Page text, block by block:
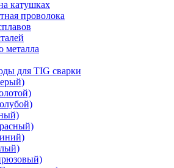
катушках
проволока
металла
для TIG сварки